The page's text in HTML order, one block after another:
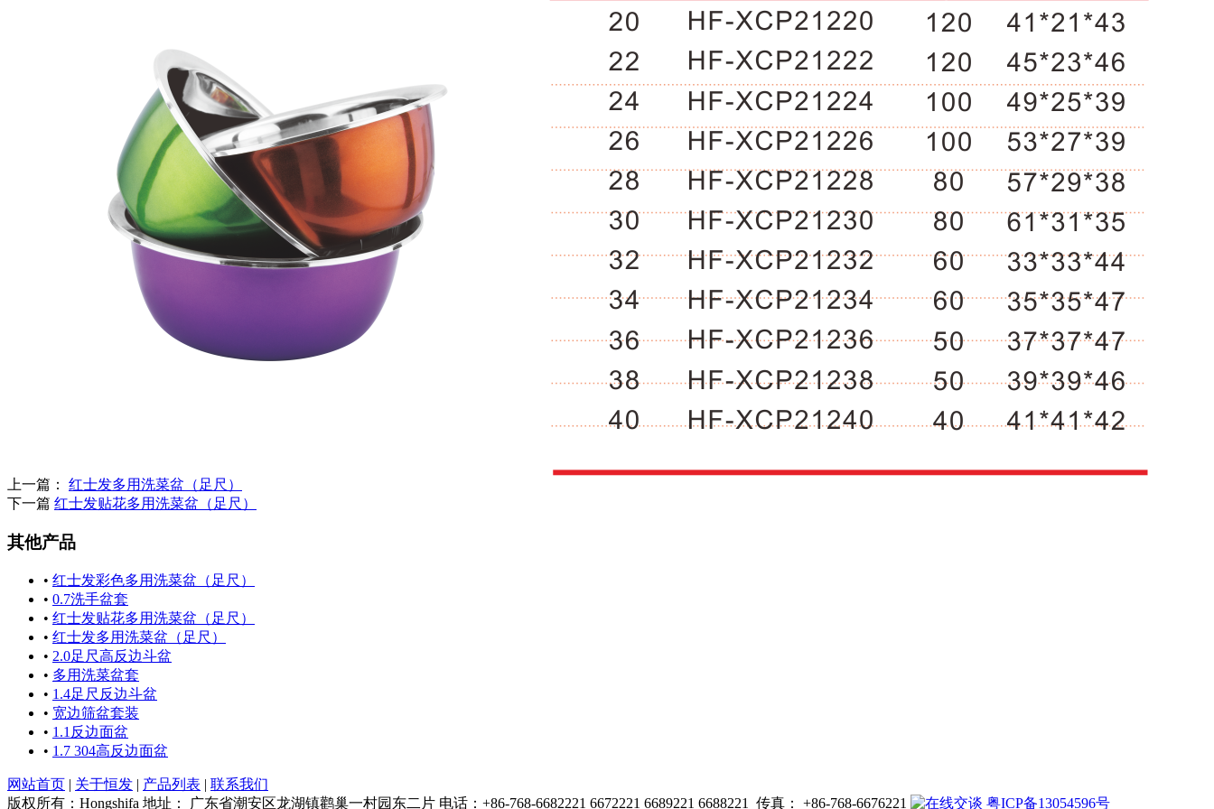
上一篇： 红士发多用洗菜盆（足尺）
下一篇 红士发贴花多用洗菜盆（足尺）
其他产品
• 红士发彩色多用洗菜盆（足尺）
• 0.7洗手盆套
• 红士发贴花多用洗菜盆（足尺）
• 红士发多用洗菜盆（足尺）
• 2.0足尺高反边斗盆
• 多用洗菜盆套
• 1.4足尺反边斗盆
• 宽边筛盆套装
• 1.1反边面盆
• 1.7 304高反边面盆
网站首页 | 关于恒发 | 产品列表 | 联系我们
版权所有：Hongshifa 地址： 广东省潮安区龙湖镇鹳巢一村园东二片 电话：+86-768-6682221 6672221 6689221 6688221 传真： +86-768-6676221
粤ICP备13054596号